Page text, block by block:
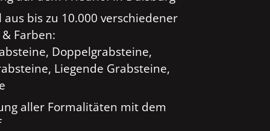
aus bis zu 10.000 verschiedener
Farben:
Doppelgrabsteine,
Liegende Grabsteine,
aller Formalitäten mit dem